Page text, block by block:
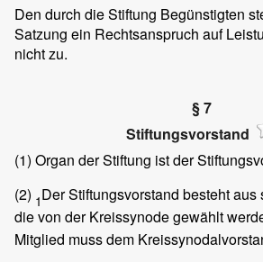
Den durch die Stiftung Begünstigten
Satzung ein Rechtsanspruch auf
nicht zu.
§ 7
Stiftungsvorstand
(1) Organ der Stiftung ist der
(2) 1Der Stiftungsvorstand besteht
die von der Kreissynode gewählt
Mitglied muss dem